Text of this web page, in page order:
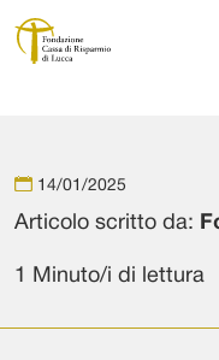
Navigazione principale
14/01/2025
Articolo scritto da:
1 Minuto/i di lettura